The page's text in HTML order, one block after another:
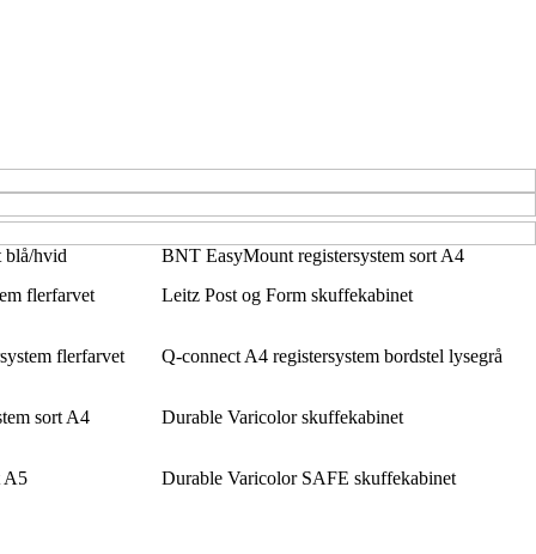
blå/hvid
BNT EasyMount registersystem sort A4
flerfarvet
Leitz Post og Form skuffekabinet
flerfarvet Q-connect A4 registersystem bordstel lysegrå
sort A4 Durable Varicolor skuffekabinet
A5 Durable Varicolor SAFE skuffekabinet